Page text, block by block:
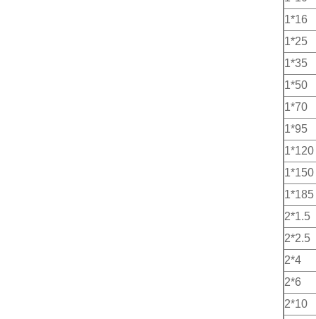
1*16
1*25
1*35
1*50
1*70
1*95
1*120
1*150
1*185
2*1.5
2*2.5
2*4
2*6
2*10